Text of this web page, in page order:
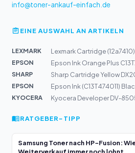
info@toner-ankauf-einfach.de
EINE AUSWAHL AN ARTIKELN
LEXMARK
Lexmark Cartridge
EPSON
SHARP
Sharp Cartridge Yellow
EPSON
Epson Ink (C13T474011)
KYOCERA
RATGEBER-TIPP
Samsung Toner nach HP-Fusion:
Weiterverkauf immer noch lohnt